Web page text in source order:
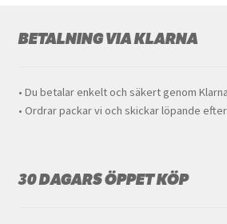
BETALNING VIA KLARNA
• Du betalar enkelt och säkert genom
• Ordrar packar vi och skickar löpande
30 DAGARS ÖPPET KÖP